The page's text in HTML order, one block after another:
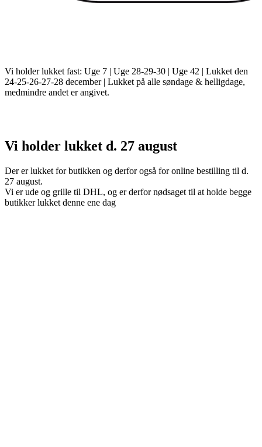
Vi holder lukket fast: Uge 7 | Uge 28-29-30 | Uge 42 | Lukket den
24-25-26-27-28 december | Lukket på alle søndage & helligdage,
medmindre andet er angivet.
Vi holder lukket d. 27 august
Der er lukket for butikken og derfor også for online bestilling til d.
27 august.
Vi er ude og grille til DHL, og er derfor nødsaget til at holde begge
butikker lukket denne ene dag